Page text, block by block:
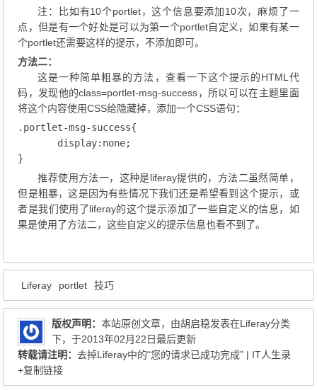
注：比如有10个portlet，这个信息要添加10次，麻烦了一
点，但是有一个好处是可以为第一个portlet自定义，如果有某一
个portlet还需要这样的提示，不添加即可。
方法二：
这是一种简单粗暴的方法，查看一下这个提示的HTML代
码，发现他的class=portlet-msg-success，所以可以在主题里面
将这个内容使用CSS给隐藏掉，添加一个CSS语句：
.portlet-msg-success{
display:none;
}
推荐使用方法一，这种是liferay提供的，方法二虽然简单，
但是粗暴，这是因为有些情况下我们还是希望看到这个提示，或
者是我们使用了liferay的这个提示添加了一些自定义的信息，如
果是使用了方法二，这些自定义的提示信息也看不到了。
Liferay portlet 技巧
版权声明：本站原创文章，由胡启稳发表在Liferay分类
下，于2013年02月22日最后更新
转载请注明：去掉Liferay中的“您的请求已成功完成” | IT人生录
+复制链接